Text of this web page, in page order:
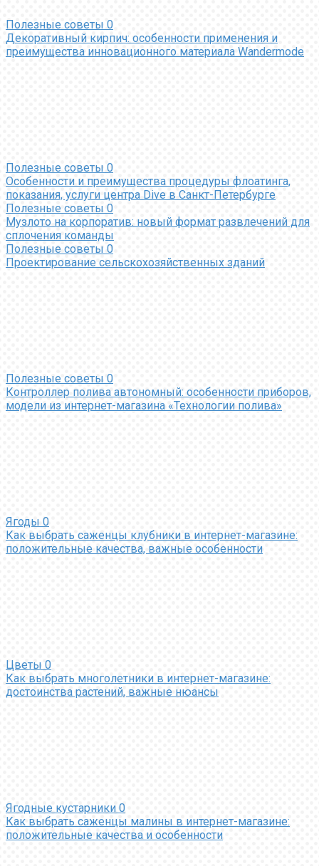
Полезные советы 0
Декоративный кирпич: особенности применения и
преимущества инновационного материала Wandermode
Полезные советы 0
Особенности и преимущества процедуры флоатинга,
показания, услуги центра Dive в Санкт-Петербурге
Полезные советы 0
Музлото на корпоратив: новый формат развлечений для
сплочения команды
Полезные советы 0
Проектирование сельскохозяйственных зданий
Полезные советы 0
Контроллер полива автономный: особенности приборов,
модели из интернет-магазина «Технологии полива»
Ягоды 0
Как выбрать саженцы клубники в интернет-магазине:
положительные качества, важные особенности
Цветы 0
Как выбрать многолетники в интернет-магазине:
достоинства растений, важные нюансы
Ягодные кустарники 0
Как выбрать саженцы малины в интернет-магазине:
положительные качества и особенности